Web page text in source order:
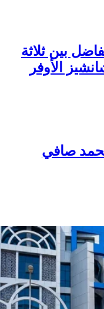
بين ثلاثة
الأوفر
محمد صافي